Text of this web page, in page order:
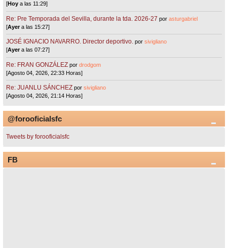
[Hoy a las 11:29]
Re: Pre Temporada del Sevilla, durante la tda. 2026-27 porasturgabriel
[Ayera las 15:27]
JOSÉ IGNACIO NAVARRO. Director deportivo. porsivigliano
[Ayera las 07:27]
Re: FRAN GONZÁLEZ pordrodgom
[Agosto 04, 2026, 22:33 Horas]
Re: JUANLU SÁNCHEZ porsivigliano
[Agosto 04, 2026, 21:14 Horas]
@forooficialsfc
Tweets by forooficialsfc
FB